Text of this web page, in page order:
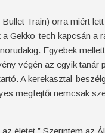
Train) orra miért
Gekko-tech kapcsán
Egyebek
végén az egyik
A kerekasztal-
megfejtői nemcsak
életet.” Szerintem az